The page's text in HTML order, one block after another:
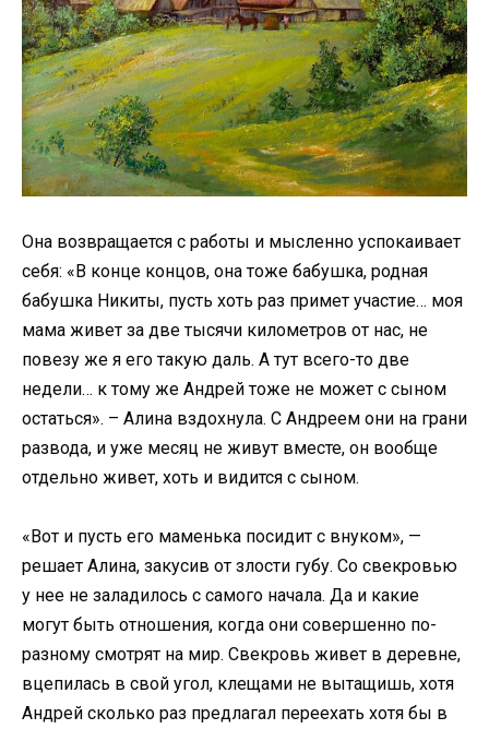
Она возвращается с работы и мысленно успокаивает
себя: «В конце концов, она тоже бабушка, родная
бабушка Никиты, пусть хоть раз примет участие… моя
мама живет за две тысячи километров от нас, не
повезу же я его такую даль. А тут всего-то две
недели… к тому же Андрей тоже не может с сыном
остаться». – Алина вздохнула. С Андреем они на грани
развода, и уже месяц не живут вместе, он вообще
отдельно живет, хоть и видится с сыном.
«Вот и пусть его маменька посидит с внуком», —
решает Алина, закусив от злости губу. Со свекровью
у нее не заладилось с самого начала. Да и какие
могут быть отношения, когда они совершенно по-
разному смотрят на мир. Свекровь живет в деревне,
вцепилась в свой угол, клещами не вытащишь, хотя
Андрей сколько раз предлагал переехать хотя бы в